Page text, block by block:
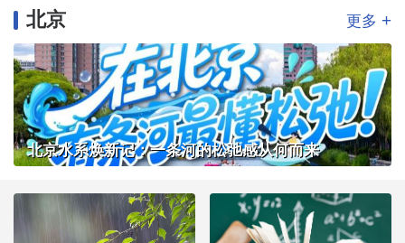
北京 更多 +
北京水系焕新记：一条河的松弛感从何而来